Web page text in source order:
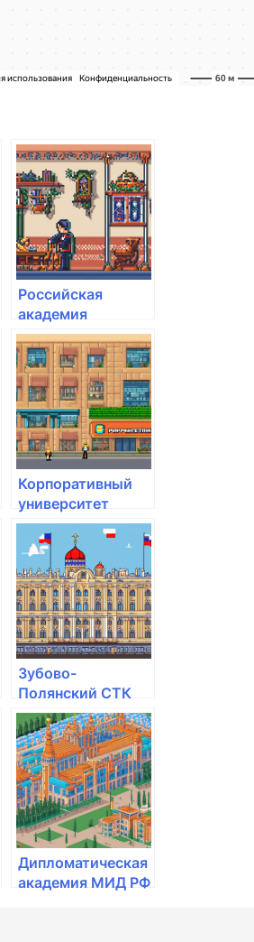
Российская
академия
народного
хозяйства и
государственной
службы при
Президенте РФ
Корпоративный
университет
развития
образования
Зубово-
Полянский СТК
Регионального
Отделения
ДОСААФ России
РМ
Дипломатическая
академия МИД РФ